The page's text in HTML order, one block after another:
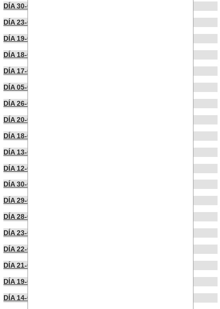
DÍA 30-03-2026
DÍA 23-03-2026
DÍA 19-03-2026
DÍA 18-03-2026
DÍA 17-03-2026
DÍA 05-03-2026
DÍA 26-02-2026
DÍA 20-02-2026
DÍA 18-02-2026
DÍA 13-02-2026
DÍA 12-02-2026
DÍA 30-01-2026
DÍA 29-01-2026
DÍA 28-01-2026
DÍA 23-01-2026
DÍA 22-01-2026
DÍA 21-01-2026
DÍA 19-01-2026
DÍA 14-01-2026